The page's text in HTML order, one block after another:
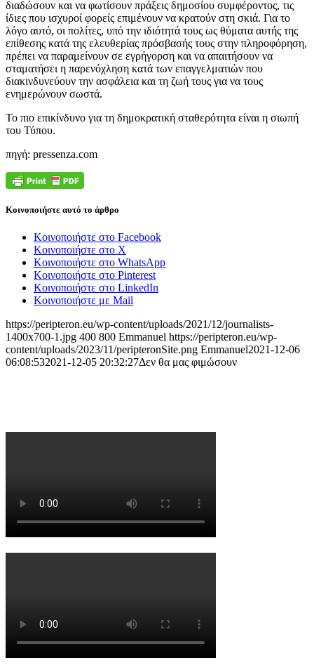
διαδώσουν και να φωτίσουν πράξεις δημοσίου συμφέροντος, τις
ίδιες που ισχυροί φορείς επιμένουν να κρατούν στη σκιά. Για το
λόγο αυτό, οι πολίτες, υπό την ιδιότητά τους ως θύματα αυτής της
επίθεσης κατά της ελευθερίας πρόσβασής τους στην πληροφόρηση,
πρέπει να παραμείνουν σε εγρήγορση και να απαιτήσουν να
σταματήσει η παρενόχληση κατά των επαγγελματιών που
διακινδυνεύουν την ασφάλεια και τη ζωή τους για να τους
ενημερώνουν σωστά.
Το πιο επικίνδυνο για τη δημοκρατική σταθερότητα είναι η σιωπή
του Τύπου.
πηγή: pressenza.com
Κοινοποιήστε αυτό το άρθρο
Κοινοποιήστε στο Facebook
Κοινοποιήστε στο X
Κοινοποιήστε στο WhatsApp
Κοινοποιήστε στο Pinterest
Κοινοποιήστε στο LinkedIn
Κοινοποιήστε με Mail
https://peripteron.eu/wp-content/uploads/2021/12/journalists-
1400x700-1.jpg 400 800 Emmanuel https://peripteron.eu/wp-
content/uploads/2023/11/peripteronSite.png Emmanuel2021-12-06
06:08:532021-12-05 20:32:27Δεν θα μας φιμώσουν